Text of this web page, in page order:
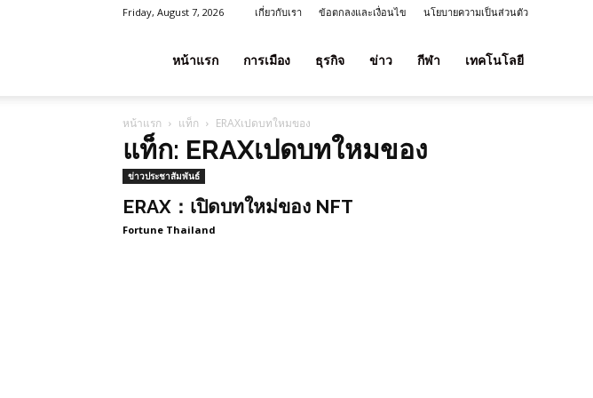
Friday, August 7, 2026 เกี่ยวกับเรา ข้อตกลงและเงื่อนไข นโยบายความเป็นส่วนตัว
ลาภ
ประเทศไทย
หน้าแรก การเมือง ธุรกิจ ข่าว กีฬา เทคโนโลยี
หน้าแรก แท็ก ERAXเปดบทใหมของ
แท็ก: ERAXเปดบทใหมของ
ข่าวประชาสัมพันธ์
ERAX：เปิดบทใหม่ของ NFT
Fortune Thailand